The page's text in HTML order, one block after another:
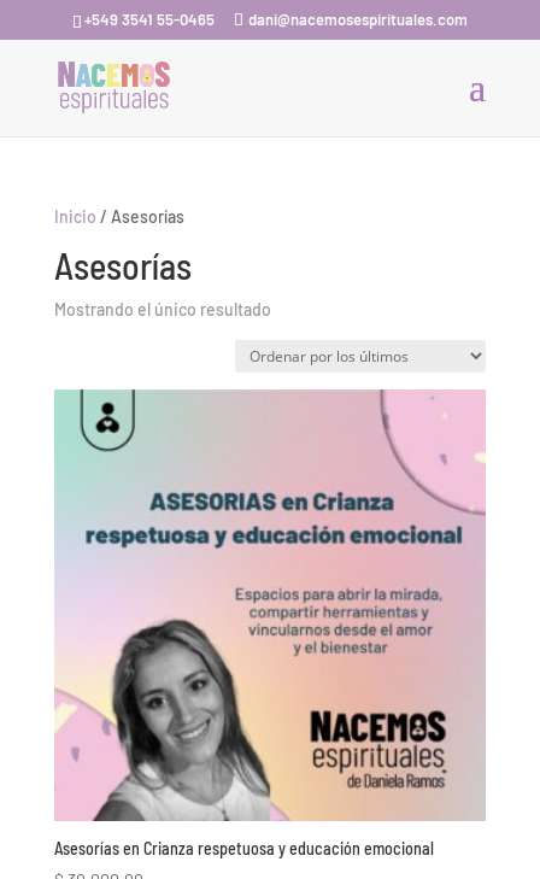
+549 3541 55-0465 dani@nacemosespirituales.com
Inicio / Asesorías
Asesorías
Mostrando el único resultado
Asesorías en Crianza respetuosa y educación emocional